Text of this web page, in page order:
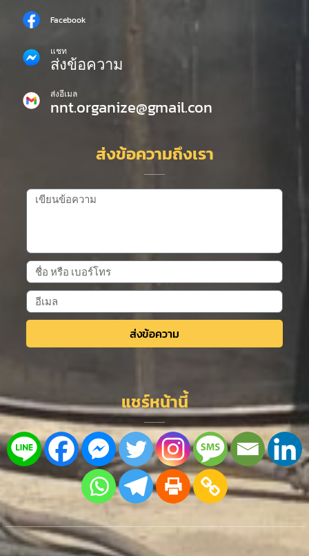
Facebook
แชท
ส่งข้อความ
ส่งอีเมล
nnt.organize@gmail.con
ส่งข้อความถึงเรา
ส่งข้อความ
แชร์หน้านี้